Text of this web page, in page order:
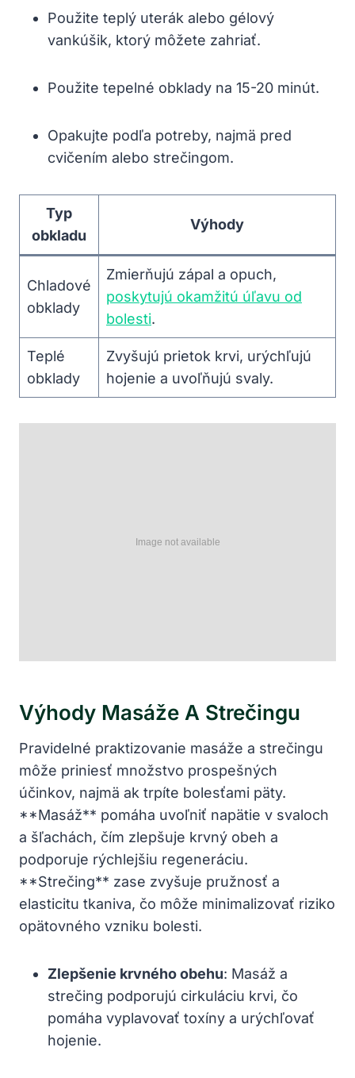
Použite teplý uterák alebo gélový
vankúšik, ktorý môžete zahriať.
Použite tepelné obklady na 15-20 minút.
Opakujte podľa potreby, najmä pred
cvičením alebo strečingom.
Typ
obkladu
Výhody
Chladové
obklady
Zmierňujú zápal a opuch,
poskytujú okamžitú úľavu od
bolesti.
Teplé
obklady
Zvyšujú prietok krvi, urýchľujú
hojenie a uvoľňujú svaly.
Výhody Masáže A Strečingu
Pravidelné praktizovanie masáže a strečingu
môže priniesť množstvo prospešných
účinkov, najmä ak trpíte bolesťami päty.
**Masáž** pomáha uvoľniť napätie v svaloch
a šľachách, čím zlepšuje krvný obeh a
podporuje rýchlejšiu regeneráciu.
**Strečing** zase zvyšuje pružnosť a
elasticitu tkaniva, čo môže minimalizovať riziko
opätovného vzniku bolesti.
Zlepšenie krvného obehu: Masáž a
strečing podporujú cirkuláciu krvi, čo
pomáha vyplavovať toxíny a urýchľovať
hojenie.